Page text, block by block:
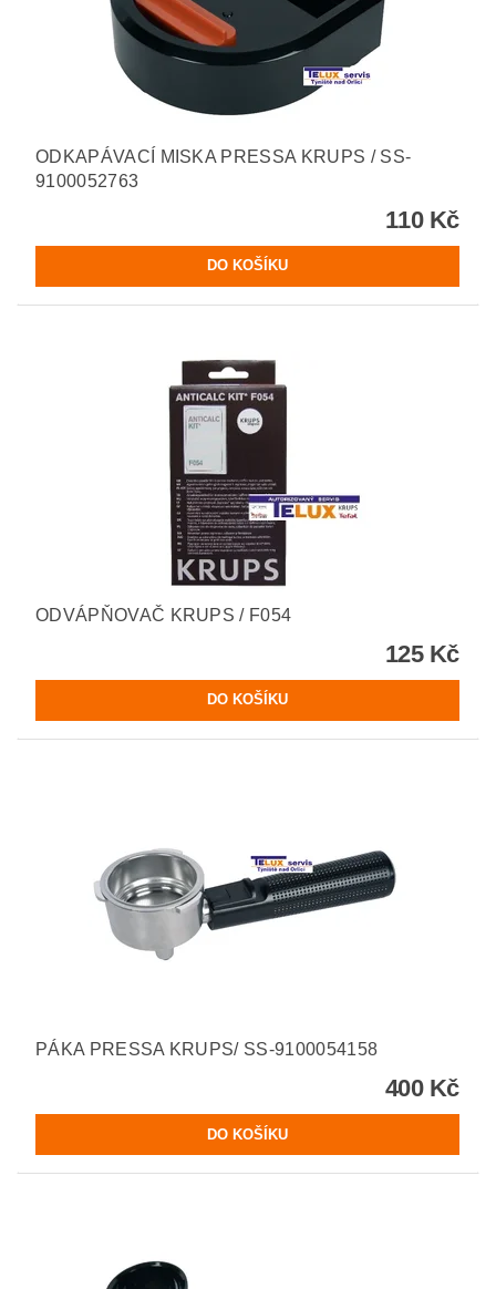
ODKAPÁVACÍ MISKA PRESSA KRUPS / SS-
9100052763
110 Kč
ODVÁPŇOVAČ KRUPS / F054
125 Kč
PÁKA PRESSA KRUPS/ SS-9100054158
400 Kč